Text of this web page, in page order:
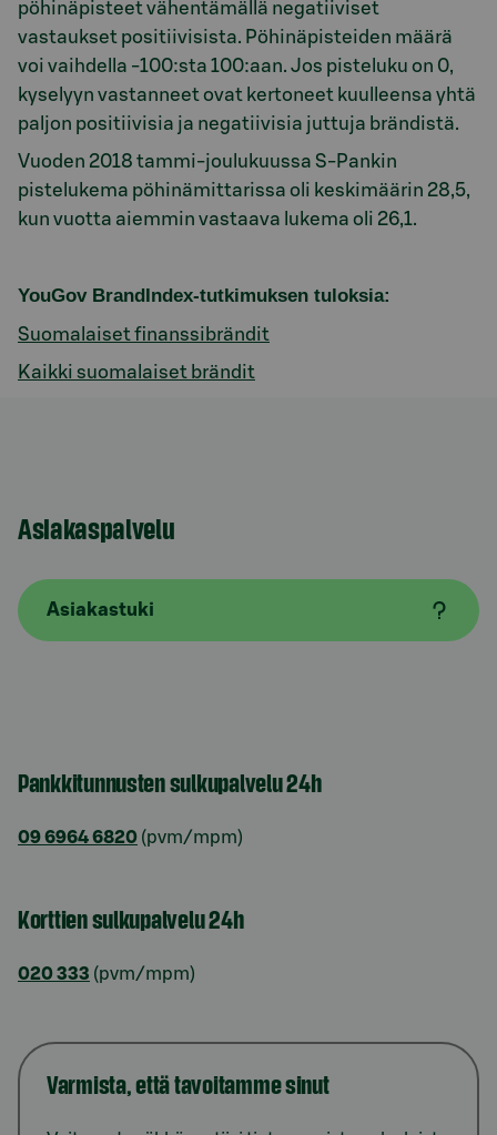
pöhinäpisteet vähentämällä negatiiviset
vastaukset positiivisista. Pöhinäpisteiden määrä
voi vaihdella -100:sta 100:aan. Jos pisteluku on 0,
kyselyyn vastanneet ovat kertoneet kuulleensa yhtä
paljon positiivisia ja negatiivisia juttuja brändistä.
Vuoden 2018 tammi-joulukuussa S-Pankin
pistelukema pöhinämittarissa oli keskimäärin 28,5,
kun vuotta aiemmin vastaava lukema oli 26,1.
YouGov BrandIndex-tutkimuksen tuloksia:
Suomalaiset finanssibrändit
Kaikki suomalaiset brändit
Asiakaspalvelu
Asiakastuki
Pankkitunnusten sulkupalvelu 24h
09 6964 6820 (pvm/mpm)
Korttien sulkupalvelu 24h
020 333 (pvm/mpm)
Varmista, että tavoitamme sinut